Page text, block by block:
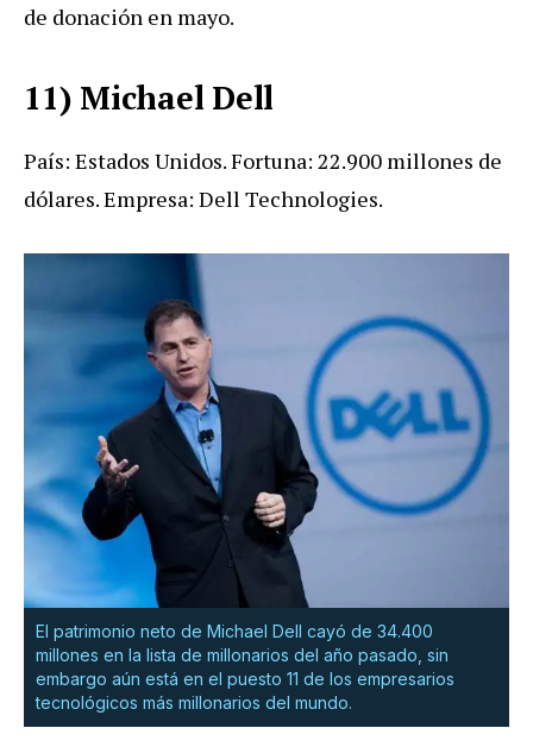
de donación en mayo.
11) Michael Dell
País: Estados Unidos. Fortuna: 22.900 millones de
dólares. Empresa: Dell Technologies.
El patrimonio neto de Michael Dell cayó de 34.400
millones en la lista de millonarios del año pasado, sin
embargo aún está en el puesto 11 de los empresarios
tecnológicos más millonarios del mundo.